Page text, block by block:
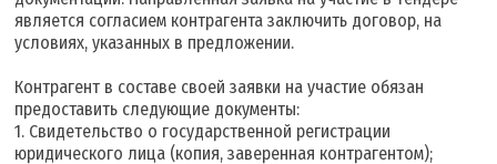
является согласием контрагента заключить договор, на
условиях, указанных в предложении.
Контрагент в составе своей заявки на участие обязан
предоставить следующие документы:
1. Свидетельство о государственной регистрации
юридического лица (копия, заверенная контрагентом);